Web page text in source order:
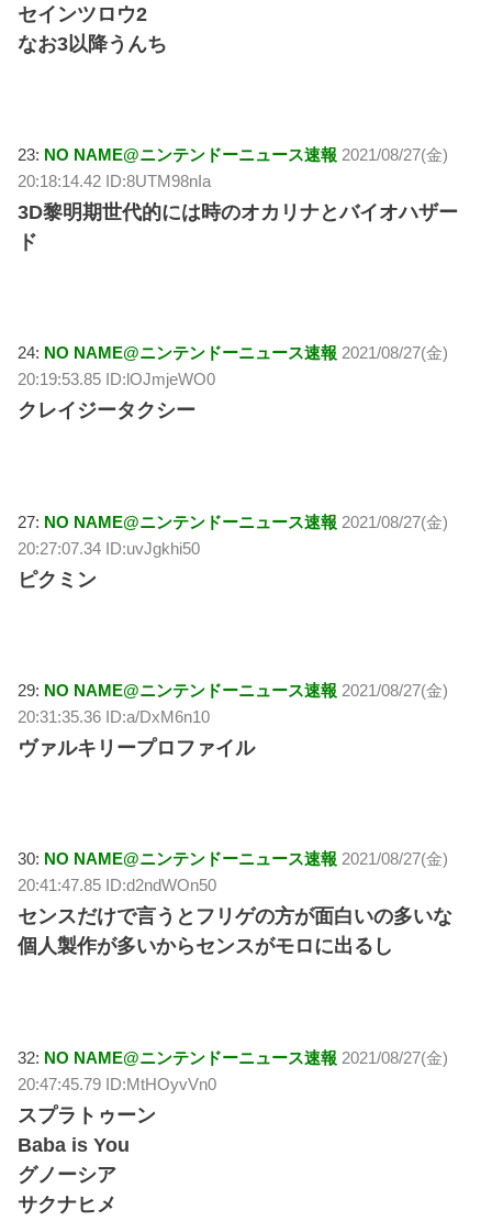
セインツロウ2
なお3以降うんち
23: NO NAME@ニンテンドーニュース速報 2021/08/27(金)
20:18:14.42 ID:8UTM98nIa
3D黎明期世代的には時のオカリナとバイオハザー
ド
24: NO NAME@ニンテンドーニュース速報 2021/08/27(金)
20:19:53.85 ID:lOJmjeWO0
クレイジータクシー
27: NO NAME@ニンテンドーニュース速報 2021/08/27(金)
20:27:07.34 ID:uvJgkhi50
ピクミン
29: NO NAME@ニンテンドーニュース速報 2021/08/27(金)
20:31:35.36 ID:a/DxM6n10
ヴァルキリープロファイル
30: NO NAME@ニンテンドーニュース速報 2021/08/27(金)
20:41:47.85 ID:d2ndWOn50
センスだけで言うとフリゲの方が面白いの多いな
個人製作が多いからセンスがモロに出るし
32: NO NAME@ニンテンドーニュース速報 2021/08/27(金)
20:47:45.79 ID:MtHOyvVn0
スプラトゥーン
Baba is You
グノーシア
サクナヒメ